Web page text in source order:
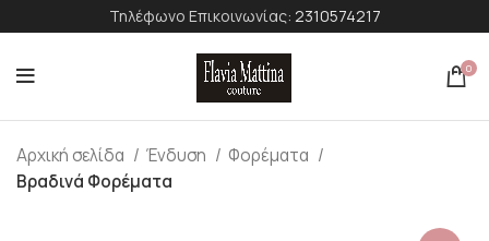
Τηλέφωνο Επικοινωνίας: 2310574217
0
Αρχική σελίδα Ένδυση
Φορέματα
Βραδινά Φορέματα